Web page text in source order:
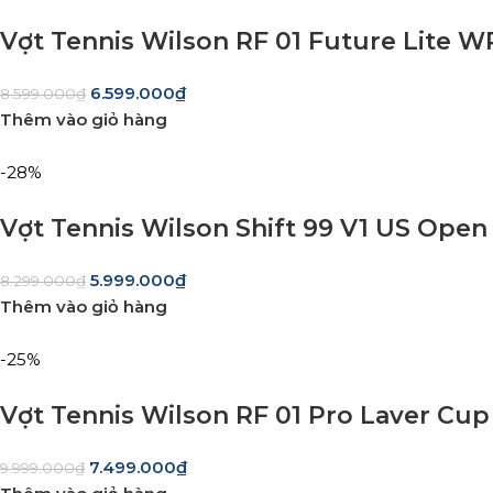
Vợt Tennis Wilson RF 01 Future Lite
8.599.000₫ 6.599.000₫
Thêm vào giỏ hàng
-28%
Vợt Tennis Wilson Shift 99 V1 US Open
8.299.000₫ 5.999.000₫
Thêm vào giỏ hàng
-25%
Vợt Tennis Wilson RF 01 Pro Laver Cup
9.999.000₫ 7.499.000₫